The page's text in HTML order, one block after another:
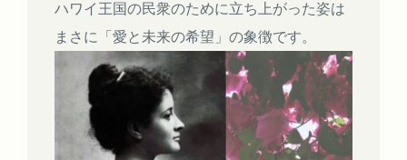
ハワイ王国の民衆のために立ち上がった姿は
まさに「愛と未来の希望」の象徴です。